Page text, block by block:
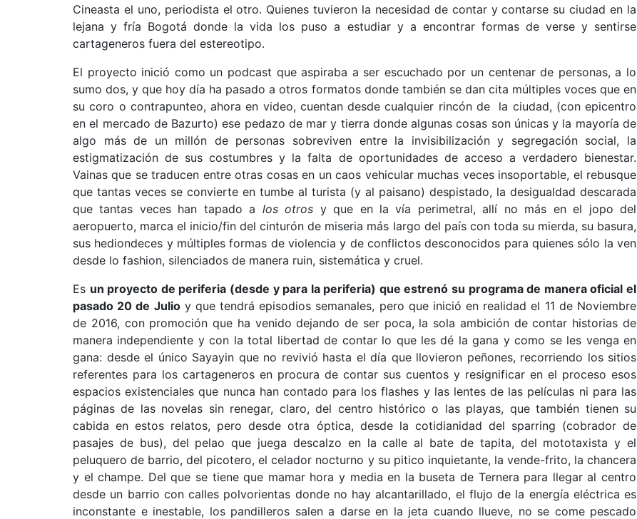
Cineasta el uno, periodista el otro. Quienes tuvieron la necesidad de contar y contarse su ciudad en la
lejana y fría Bogotá donde la vida los puso a estudiar y a encontrar formas de verse y sentirse
cartageneros fuera del estereotipo.
El proyecto inició como un podcast que aspiraba a ser escuchado por un centenar de personas, a lo
sumo dos, y que hoy día ha pasado a otros formatos donde también se dan cita múltiples voces que en
su coro o contrapunteo, ahora en video, cuentan desde cualquier rincón de la ciudad, (con epicentro
en el mercado de Bazurto) ese pedazo de mar y tierra donde algunas cosas son únicas y la mayoría de
algo más de un millón de personas sobreviven entre la invisibilización y segregación social, la
estigmatización de sus costumbres y la falta de oportunidades de acceso a verdadero bienestar.
Vainas que se traducen entre otras cosas en un caos vehicular muchas veces insoportable, el rebusque
que tantas veces se convierte en tumbe al turista (y al paisano) despistado, la desigualdad descarada
que tantas veces han tapado a los otros y que en la vía perimetral, allí no más en el jopo del
aeropuerto, marca el inicio/fin del cinturón de miseria más largo del país con toda su mierda, su basura,
sus hediondeces y múltiples formas de violencia y de conflictos desconocidos para quienes sólo la ven
desde lo fashion, silenciados de manera ruin, sistemática y cruel.
Es un proyecto de periferia (desde y para la periferia) que estrenó su programa de manera oficial el
pasado 20 de Julioy que tendrá episodios semanales, pero que inició en realidad el 11 de Noviembre
de 2016, con promoción que ha venido dejando de ser poca, la sola ambición de contar historias de
manera independiente y con la total libertad de contar lo que les dé la gana y como se les venga en
gana: desde el único Sayayin que no revivió hasta el día que llovieron peñones, recorriendo los sitios
referentes para los cartageneros en procura de contar sus cuentos y resignificar en el proceso esos
espacios existenciales que nunca han contado para los flashes y las lentes de las películas ni para las
páginas de las novelas sin renegar, claro, del centro histórico o las playas, que también tienen su
cabida en estos relatos, pero desde otra óptica, desde la cotidianidad del sparring (cobrador de
pasajes de bus), del pelao que juega descalzo en la calle al bate de tapita, del mototaxista y el
peluquero de barrio, del picotero, el celador nocturno y su pitico inquietante, la vende-frito, la chancera
y el champe. Del que se tiene que mamar hora y media en la buseta de Ternera para llegar al centro
desde un barrio con calles polvorientas donde no hay alcantarillado, el flujo de la energía eléctrica es
inconstante e inestable, los pandilleros salen a darse en la jeta cuando llueve, no se come pescado